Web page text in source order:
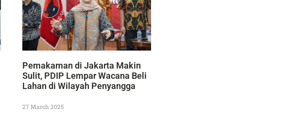
Pemakaman di Jakarta Makin
Sulit, PDIP Lempar Wacana Beli
Lahan di Wilayah Penyangga
27 March 2025